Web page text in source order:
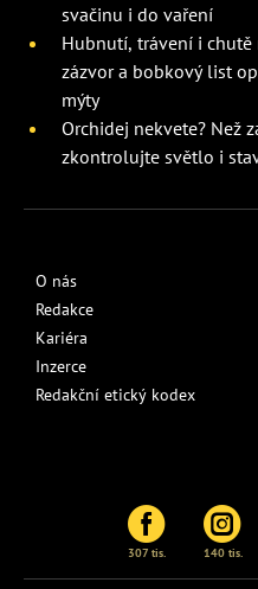
svačinu i do vaření
Hubnutí, trávení i chutě
zázvor a bobkový list
mýty
Orchidej nekvete? Než
zkontrolujte světlo i
O nás
Redakce
Kariéra
Inzerce
Redakční etický kodex
307 tis. 140 tis.